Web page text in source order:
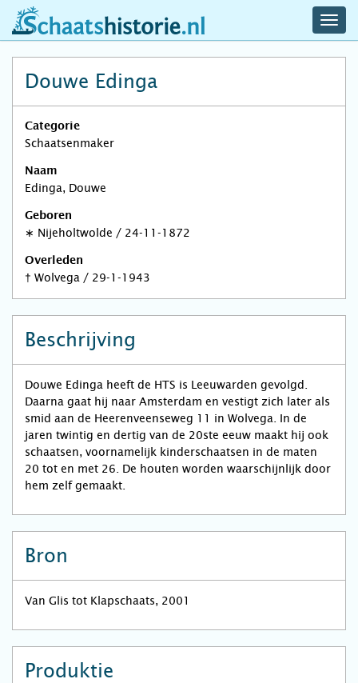
schaatshistorie.nl
Douwe Edinga
Categorie
Schaatsenmaker
Naam
Edinga, Douwe
Geboren
∗ Nijeholtwolde / 24-11-1872
Overleden
† Wolvega / 29-1-1943
Beschrijving
Douwe Edinga heeft de HTS is Leeuwarden gevolgd.
Daarna gaat hij naar Amsterdam en vestigt zich later als
smid aan de Heerenveenseweg 11 in Wolvega. In de
jaren twintig en dertig van de 20ste eeuw maakt hij ook
schaatsen, voornamelijk kinderschaatsen in de maten
20 tot en met 26. De houten worden waarschijnlijk door
hem zelf gemaakt.
Bron
Van Glis tot Klapschaats, 2001
Produktie